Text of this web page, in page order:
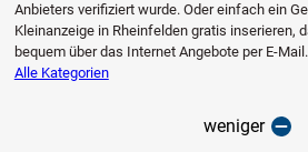
Anbieters verifiziert wurde. Oder einfach ein
Kleinanzeige in Rheinfelden gratis inserieren,
bequem über das Internet Angebote per E-Mail.
Alle Kategorien
weniger